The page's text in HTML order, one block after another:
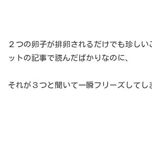
２つの卵子が排卵されるだけでも珍しい
ットの記事で読んだばかりなのに、
それが３つと聞いて一瞬フリーズしてし